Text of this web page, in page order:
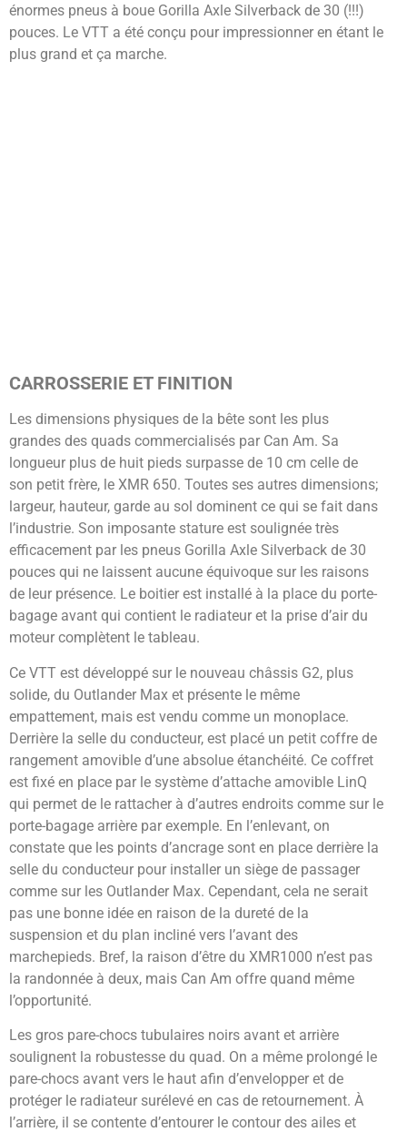
énormes pneus à boue Gorilla Axle Silverback de 30 (!!!)
pouces. Le VTT a été conçu pour impressionner en étant le
plus grand et ça marche.
CARROSSERIE ET FINITION
Les dimensions physiques de la bête sont les plus
grandes des quads commercialisés par Can Am. Sa
longueur plus de huit pieds surpasse de 10 cm celle de
son petit frère, le XMR 650. Toutes ses autres dimensions;
largeur, hauteur, garde au sol dominent ce qui se fait dans
l’industrie. Son imposante stature est soulignée très
efficacement par les pneus Gorilla Axle Silverback de 30
pouces qui ne laissent aucune équivoque sur les raisons
de leur présence. Le boitier est installé à la place du porte-
bagage avant qui contient le radiateur et la prise d’air du
moteur complètent le tableau.
Ce VTT est développé sur le nouveau châssis G2, plus
solide, du Outlander Max et présente le même
empattement, mais est vendu comme un monoplace.
Derrière la selle du conducteur, est placé un petit coffre de
rangement amovible d’une absolue étanchéité. Ce coffret
est fixé en place par le système d’attache amovible LinQ
qui permet de le rattacher à d’autres endroits comme sur le
porte-bagage arrière par exemple. En l’enlevant, on
constate que les points d’ancrage sont en place derrière la
selle du conducteur pour installer un siège de passager
comme sur les Outlander Max. Cependant, cela ne serait
pas une bonne idée en raison de la dureté de la
suspension et du plan incliné vers l’avant des
marchepieds. Bref, la raison d’être du XMR1000 n’est pas
la randonnée à deux, mais Can Am offre quand même
l’opportunité.
Les gros pare-chocs tubulaires noirs avant et arrière
soulignent la robustesse du quad. On a même prolongé le
pare-chocs avant vers le haut afin d’envelopper et de
protéger le radiateur surélevé en cas de retournement. À
l’arrière, il se contente d’entourer le contour des ailes et